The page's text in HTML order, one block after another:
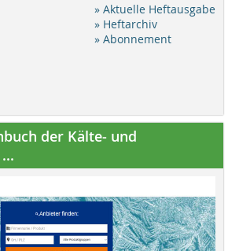
» Aktuelle Heftausgabe
» Heftarchiv
» Abonnement
der Kälte- und